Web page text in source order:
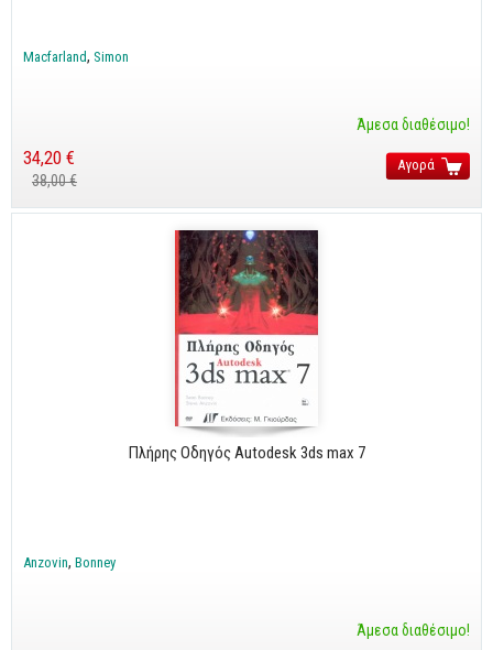
Μηχανολόγων
Γεωπονικά
Προσφορές
Macfarland Simon
Άμεσα διαθέσιμο!
34,20 €
38,00 €
Αγορά
Πλήρης Οδηγός Autodesk 3ds max 7
Anzovin Bonney
Άμεσα διαθέσιμο!